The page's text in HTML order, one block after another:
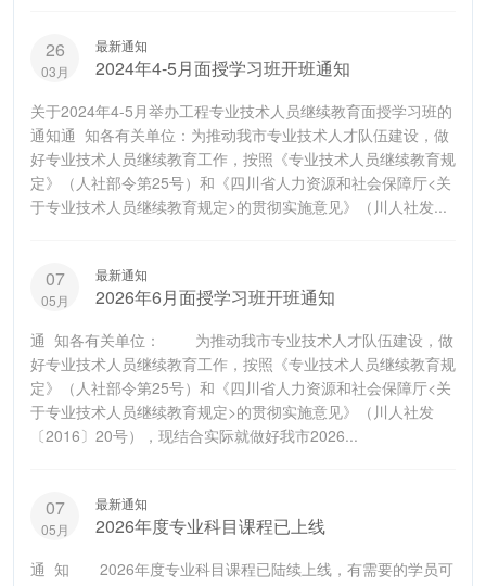
26
03月
最新通知
2024年4-5月面授学习班开班通知
关于2024年4-5月举办工程专业技术人员继续教育面授学习班的
通知通 知各有关单位：为推动我市专业技术人才队伍建设，做
好专业技术人员继续教育工作，按照《专业技术人员继续教育规
定》（人社部令第25号）和《四川省人力资源和社会保障厅<关
于专业技术人员继续教育规定>的贯彻实施意见》（川人社发...
07
05月
最新通知
2026年6月面授学习班开班通知
通 知各有关单位： 为推动我市专业技术人才队伍建设，做
好专业技术人员继续教育工作，按照《专业技术人员继续教育规
定》（人社部令第25号）和《四川省人力资源和社会保障厅<关
于专业技术人员继续教育规定>的贯彻实施意见》（川人社发
〔2016〕20号），现结合实际就做好我市2026...
07
05月
最新通知
2026年度专业科目课程已上线
通 知 2026年度专业科目课程已陆续上线，有需要的学员可